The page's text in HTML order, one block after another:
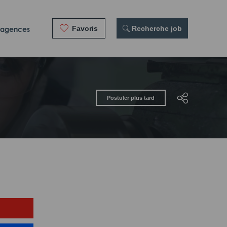
Favoris Recherche job
Postuler plus tard